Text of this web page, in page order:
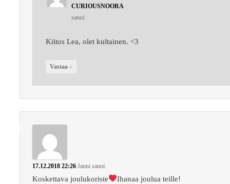
CURIOUSNOORA
sanoi:
Kiitos Lea, olet kultainen. <3
Vastaa ↓
17.12.2018 22:26 Janni sanoi:
Koskettava joulukoriste Ihanaa joulua teille!